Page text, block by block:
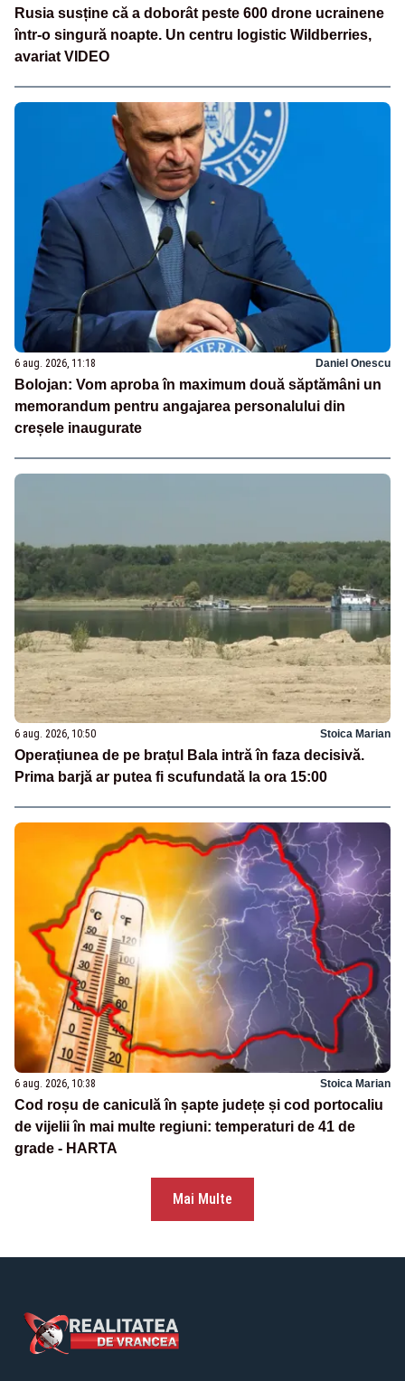
Rusia susține că a doborât peste 600 drone ucrainene
într-o singură noapte. Un centru logistic Wildberries,
avariat VIDEO
6 aug. 2026, 11:18 Daniel Onescu
Bolojan: Vom aproba în maximum două săptămâni un
memorandum pentru angajarea personalului din
creșele inaugurate
6 aug. 2026, 10:50 Stoica Marian
Operațiunea de pe brațul Bala intră în faza decisivă.
Prima barjă ar putea fi scufundată la ora 15:00
6 aug. 2026, 10:38 Stoica Marian
Cod roșu de caniculă în șapte județe și cod portocaliu
de vijelii în mai multe regiuni: temperaturi de 41 de
grade - HARTA
Mai Multe